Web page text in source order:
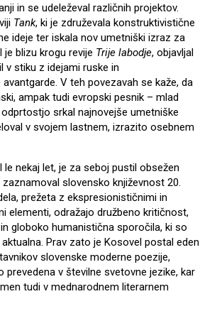
in se udeleževal različnih projektov.
Tank, ki je združevala konstruktivistične
ideje ter iskala nov umetniški izraz za
blizu krogu revije Trije labodje, objavljal
v stiku z idejami ruske in
V teh povezavah se kaže, da
ampak tudi evropski pesnik – mlad
srkal najnovejše umetniške
v svojem lastnem, izrazito osebnem
le nekaj let, je za seboj pustil obsežen
slovensko književnost 20.
prežeta z ekspresionističnimi in
elementi, odražajo družbeno kritičnost,
globoko humanistična sporočila, ki so
Prav zato je Kosovel postal eden
slovenske moderne poezije,
prevedena v številne svetovne jezike, kar
tudi v mednarodnem literarnem